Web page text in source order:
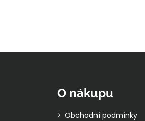
O nákupu
Obchodní podmínky